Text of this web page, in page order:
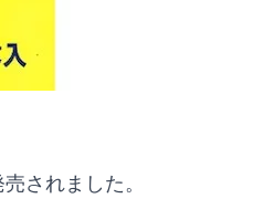
されました。